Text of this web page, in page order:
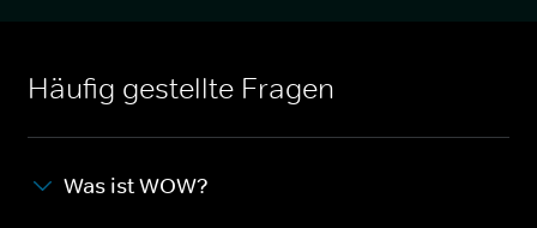
Häufig gestellte Fragen
Was ist WOW?